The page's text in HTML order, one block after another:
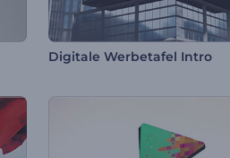
Digitale Werbetafel Intro